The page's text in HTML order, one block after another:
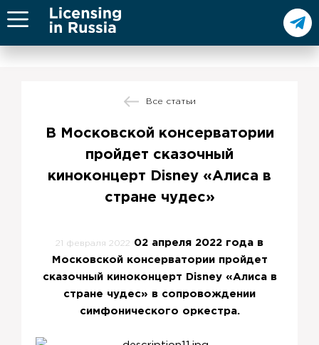
Все статьи
В Московской консерватории
пройдет сказочный
киноконцерт Disney «Алиса в
стране чудес»
21 февраля 2022
02 апреля 2022 года в
Московской консерватории пройдет
сказочный киноконцерт Disney «Алиса в
стране чудес» в сопровождении
симфонического оркестра.